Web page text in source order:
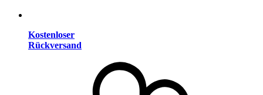
Kostenloser
Rückversand